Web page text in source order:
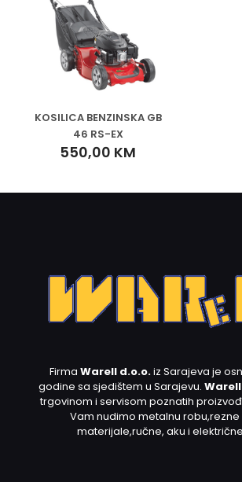
KOSILICA BENZINSKA GB
46 RS-EX
550,00 KM
Firma Warell d.o.o.iz Sarajeva je
godine sa sjedištem u Sarajevu.
trgovinom i servisom poznatih
Vam nudimo metalnu robu,rezne
materijale,ručne, aku i